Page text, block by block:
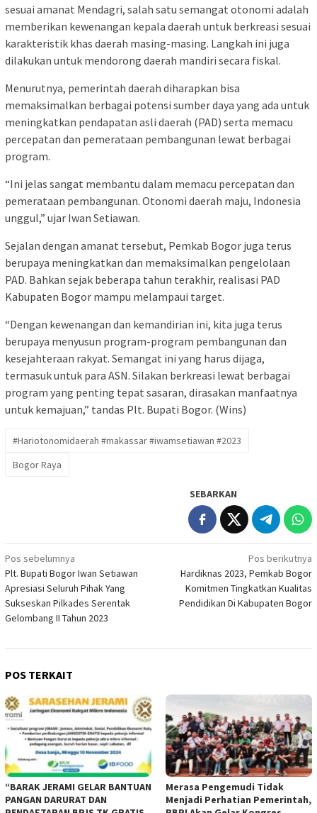
sesuai amanat Mendagri, salah satu semangat otonomi adalah
memberikan kewenangan kepala daerah untuk berkreasi sesuai
karakteristik khas daerah masing-masing. Langkah ini juga
dilakukan untuk mendorong daerah mandiri secara fiskal.
Menurutnya, pemerintah daerah diharapkan bisa
memaksimalkan berbagai potensi sumber daya yang ada untuk
meningkatkan pendapatan asli daerah (PAD) serta memacu
percepatan dan pemerataan pembangunan lewat berbagai
program.
“Ini jelas sangat membantu dalam memacu percepatan dan
pemerataan pembangunan. Otonomi daerah maju, Indonesia
unggul,” ujar Iwan Setiawan.
Sejalan dengan amanat tersebut, Pemkab Bogor juga terus
berupaya meningkatkan dan memaksimalkan pengelolaan
PAD. Bahkan sejak beberapa tahun terakhir, realisasi PAD
Kabupaten Bogor mampu melampaui target.
“Dengan kewenangan dan kemandirian ini, kita juga terus
berupaya menyusun program-program pembangunan dan
kesejahteraan rakyat. Semangat ini yang harus dijaga,
termasuk untuk para ASN. Silakan berkreasi lewat berbagai
program yang penting tepat sasaran, dirasakan manfaatnya
untuk kemajuan,” tandas Plt. Bupati Bogor. (Wins)
#Hariotonomidaerah #makassar #iwamsetiawan #2023
Bogor Raya
SEBARKAN
Navigasi
pos
Pos sebelumnya
Plt. Bupati Bogor Iwan Setiawan
Apresiasi Seluruh Pihak Yang
Sukseskan Pilkades Serentak
Gelombang II Tahun 2023
Pos berikutnya
Hardiknas 2023, Pemkab Bogor
Komitmen Tingkatkan Kualitas
Pendidikan Di Kabupaten Bogor
POS TERKAIT
“BARAK JERAMI GELAR BANTUAN
PANGAN DARURAT DAN
Merasa Pengemudi Tidak
Menjadi Perhatian Pemerintah,